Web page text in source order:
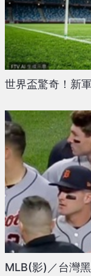
世界盃驚奇！新
MLB(影)／台灣